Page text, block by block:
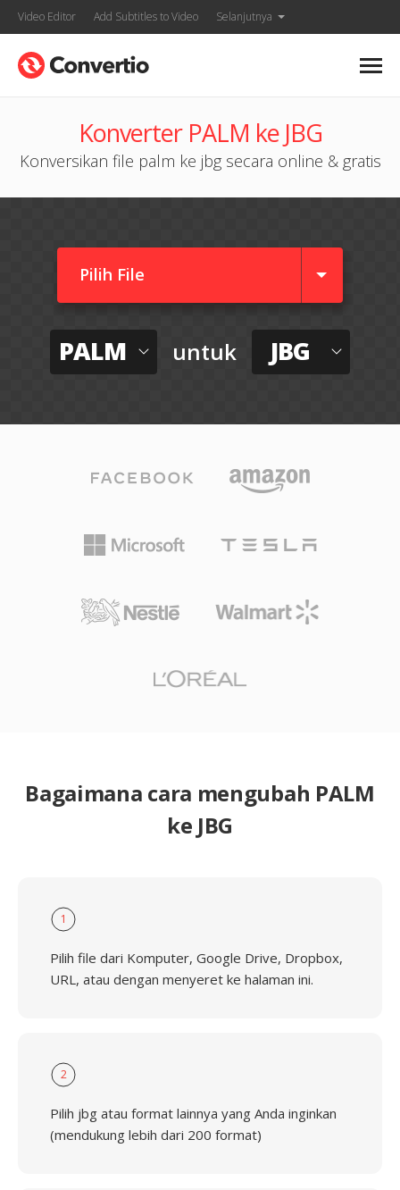
Video Editor Add Subtitles to Video Selanjutnya
Konverter PALM ke JBG
Konversikan file palm ke jbg secara online & gratis
Pilih File
PALM untuk JBG
Bagaimana cara mengubah PALM
ke JBG
1
Pilih file dari Komputer, Google Drive, Dropbox,
URL, atau dengan menyeret ke halaman ini.
2
Pilih jbg atau format lainnya yang Anda inginkan
(mendukung lebih dari 200 format)